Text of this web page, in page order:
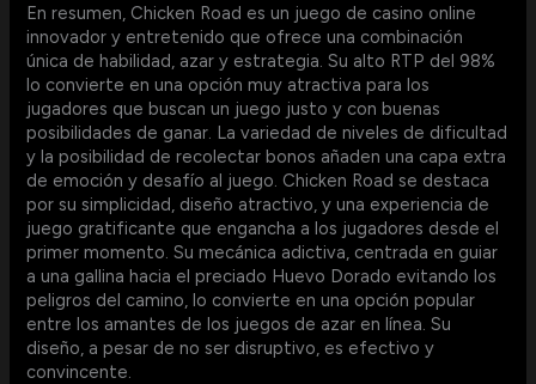
En resumen, Chicken Road es un juego de casino online
innovador y entretenido que ofrece una combinación
única de habilidad, azar y estrategia. Su alto RTP del 98%
lo convierte en una opción muy atractiva para los
jugadores que buscan un juego justo y con buenas
posibilidades de ganar. La variedad de niveles de dificultad
y la posibilidad de recolectar bonos añaden una capa extra
de emoción y desafío al juego. Chicken Road se destaca
por su simplicidad, diseño atractivo, y una experiencia de
juego gratificante que engancha a los jugadores desde el
primer momento. Su mecánica adictiva, centrada en guiar
a una gallina hacia el preciado Huevo Dorado evitando los
peligros del camino, lo convierte en una opción popular
entre los amantes de los juegos de azar en línea. Su
diseño, a pesar de no ser disruptivo, es efectivo y
convincente.